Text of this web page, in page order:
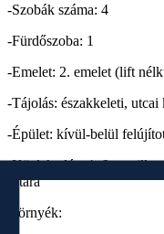
-Szobák száma: 4
-Fürdőszoba: 1
-Emelet: 2. emelet (lift
-Tájolás: északkeleti, utcai
-Épület: kívül-belül
-Közlekedés: 4–6-os
sétára
Környék: